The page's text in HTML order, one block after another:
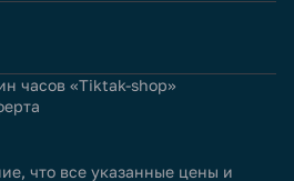
часов «Tiktak-shop»
что все указанные цены и